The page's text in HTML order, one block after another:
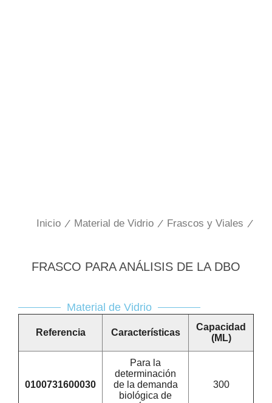
Inicio / Material de Vidrio / Frascos y Viales /
FRASCO PARA ANÁLISIS DE LA DBO
Material de Vidrio
Referencia Características
Capacidad
(ML)
0100731600030
Para la
determinación
de la demanda
biológica de
300